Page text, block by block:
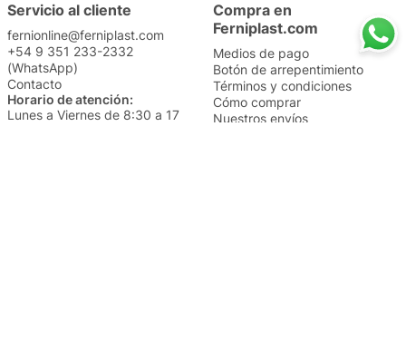
Servicio al cliente
fernionline@ferniplast.com
+54 9 351 233-2332
(WhatsApp)
Contacto
Horario de atención:
Lunes a Viernes de 8:30 a 17
Compra en
Ferniplast.com
Medios de pago
Botón de arrepentimiento
Términos y condiciones
Cómo comprar
Nuestros envíos